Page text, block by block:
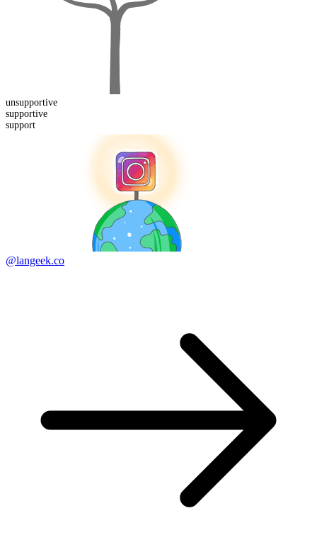
unsupportive
supportive
support
@langeek.co